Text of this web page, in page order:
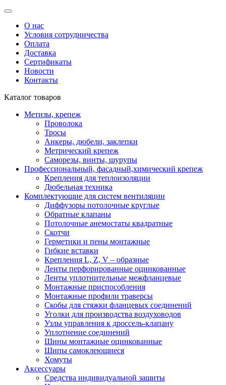
О нас
Условия сотрудничества
Оплата
Доставка
Сертификаты
Новости
Контакты
Каталог товаров
Метизы, крепеж
Проволока
Тросы
Анкеры, дюбели, заклепки
Метрический крепеж
Саморезы, винты, шурупы
Профессиональный, фасадный,химический крепеж
Крепления для теплоизоляции
Дюбельная техника
Комплектующие для систем вентиляции
Диффузоры потолочные круглые
Обратные клапаны
Потолочные анемостаты квадратные
Скотчи
Герметики и пены монтажные
Гибкие вставки
Крепления L, Z, V – образные
Ленты перфорированные оцинкованные
Ленты уплотнительные межфланцевые
Монтажные приспособления
Монтажные профили траверсы
Скобы для стяжки фланцевых соединений
Уголки для производства воздуховодов
Узлы управления к дроссель-клапану
Уплотнение соединений
Шины монтажные оцинкованные
Шипы самоклеющиеся
Хомуты
Аксессуары
Средства индивидуальной защиты